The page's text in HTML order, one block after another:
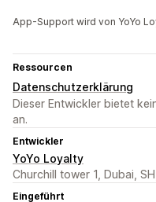
App-Support wird von YoYo
Ressourcen
Datenschutzerklärung
Dieser Entwickler bietet
an.
Entwickler
YoYo Loyalty
Churchill tower 1, Dubai,
Eingeführt